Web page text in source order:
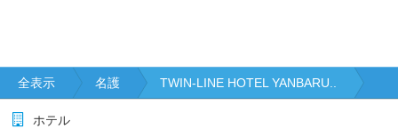
全表示 名護 TWIN-LINE HOTEL YANBARU..
ホテル